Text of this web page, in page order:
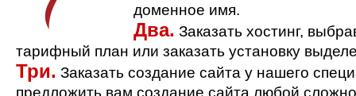
доменное имя.
Два. Заказать хостинг,
тарифный план или заказать установку
Три. Заказать создание сайта у нашего
предложить вам создание сайта любой